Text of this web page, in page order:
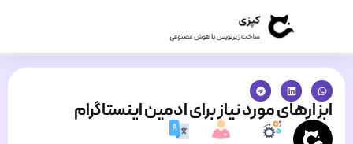
ابزارهای مورد نیاز برای ادمین اینستاگرام